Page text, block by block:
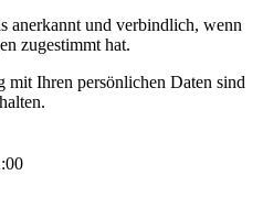
anerkannt und verbindlich, wenn
zugestimmt hat.
mit Ihren persönlichen Daten sind